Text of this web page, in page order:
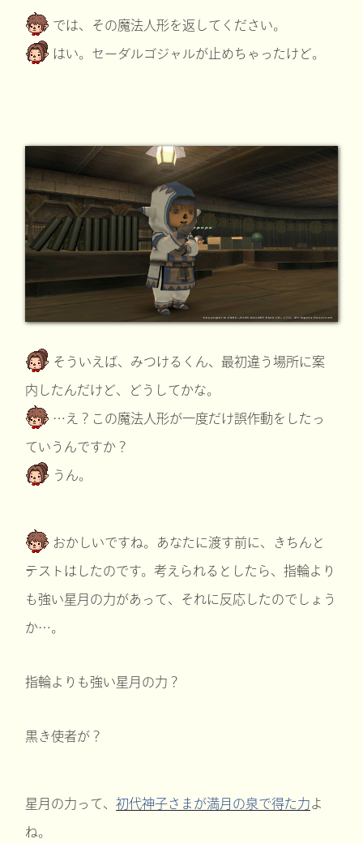
では、その魔法人形を返してください。
はい。セーダルゴジャルが止めちゃったけど。
そういえば、みつけるくん、最初違う場所に案
内したんだけど、どうしてかな。
…え？この魔法人形が一度だけ誤作動をしたっ
ていうんですか？
うん。
おかしいですね。あなたに渡す前に、きちんと
テストはしたのです。考えられるとしたら、指輪より
も強い星月の力があって、それに反応したのでしょう
か…。
指輪よりも強い星月の力？
黒き使者が？
星月の力って、初代神子さまが満月の泉で得た力よ
ね。